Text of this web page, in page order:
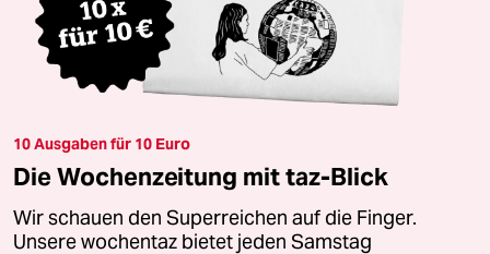
10 Ausgaben für 10 Euro
Die Wochenzeitung mit taz-Blick
Wir schauen den Superreichen auf die Finger.
Unsere wochentaz bietet jeden Samstag